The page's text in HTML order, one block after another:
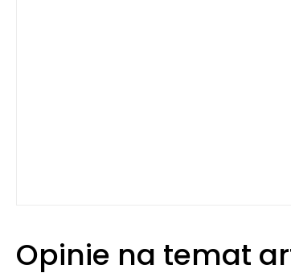
Opinie na temat